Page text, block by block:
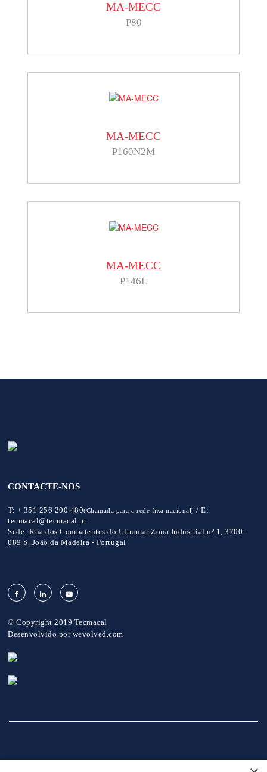
MA-MECC
P80
MA-MECC
P160N2M
MA-MECC
P146L
CONTACTE-NOS
T: + 351 256 200 480(Chamada para a rede fixa nacional) /E:
tecmacal@tecmacal.pt
Sede: Rua dos Combatentes do Ultramar Zona Industrial nº 1, 3700 -
089 S. João da Madeira - Portugal
© Copyright 2019 Tecmacal
Desenvolvido por wevolved.com